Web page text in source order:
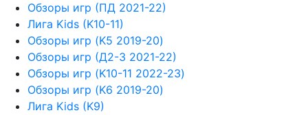
Обзоры игр (ПД 2021-22)
Лига Kids (K10-11)
Обзоры игр (K5 2019-20)
Обзоры игр (Д2-3 2021-22)
Обзоры игр (K10-11 2022-23)
Обзоры игр (K6 2019-20)
Лига Kids (K9)